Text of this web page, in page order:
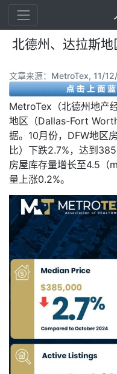
北德州、达拉斯
文章来源：MetroTex, 11/
MetroTex（北德州地产
地区（Dallas-Fort
据。10月份，DFW地区
比）下跌2.7%，达到
房屋库存量增长至4.5
量上涨0.2%。